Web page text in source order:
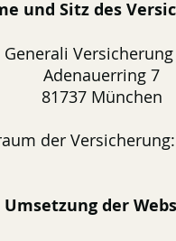
und Sitz des
Generali Versicherung
Adenauerring 7
81737 München
der
Umsetzung der